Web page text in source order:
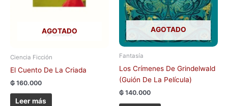
AGOTADO
Ciencia Ficción
El Cuento De La Criada
₲ 160.000
Leer más
AGOTADO
Fantasía
Los Crímenes De Grindelwald
(Guión De La Película)
₲ 140.000